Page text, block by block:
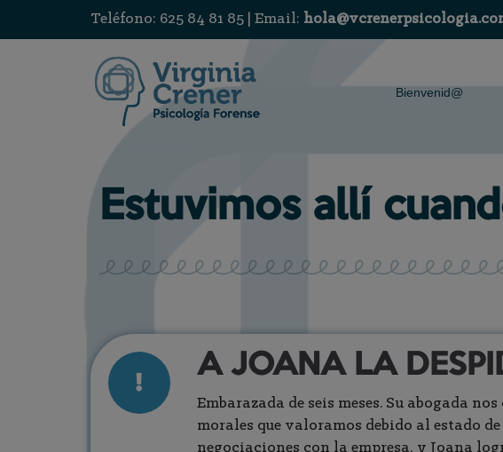
Teléfono: 625 84 81 85 | Email:
Bienvenid@
Estuvimos allí
A JOANA LA
Embarazada de seis meses. Su abogada
morales que valoramos debido al estado
negociaciones con la empresa, y Joana